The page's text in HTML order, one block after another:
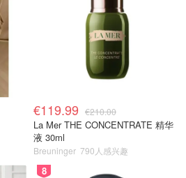
€119.99 €210.00
La Mer THE CONCENTRATE 精华
液 30ml
Breuninger 790人感兴趣
8